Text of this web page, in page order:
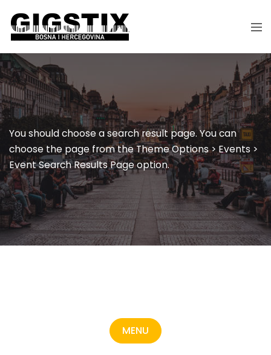
You should choose a search result page. You can
choose the page from the Theme Options > Events >
Event Search Results Page option.
MENU